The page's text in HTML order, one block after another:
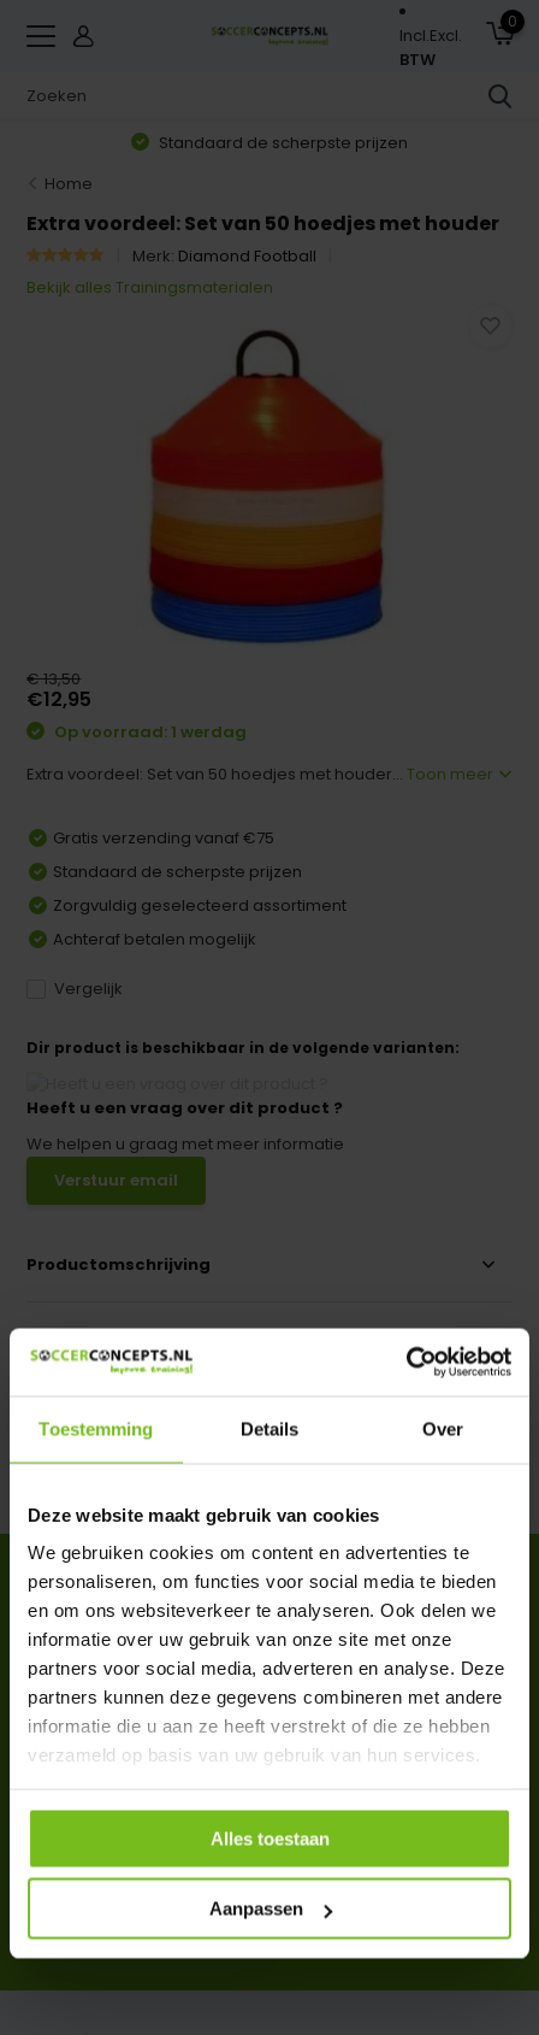
Toestemming Details Over
Deze website maakt gebruik van cookies
We gebruiken cookies om content en advertenties te
personaliseren, om functies voor social media te bieden
en om ons websiteverkeer te analyseren. Ook delen we
informatie over uw gebruik van onze site met onze
partners voor social media, adverteren en analyse. Deze
partners kunnen deze gegevens combineren met andere
informatie die u aan ze heeft verstrekt of die ze hebben
verzameld op basis van uw gebruik van hun services.
Alles toestaan
Aanpassen
Incl.Excl.
BTW
0
Standaard de scherpste prijzen
Home
Extra voordeel: Set van 50 hoedjes met houder
Merk: Diamond Football
Bekijk alles Trainingsmaterialen
€ 13,50
€12,95
Op voorraad: 1 werdag
Extra voordeel: Set van 50 hoedjes met houder...Toon meer
Gratis verzending vanaf €75
Standaard de scherpste prijzen
Zorgvuldig geselecteerd assortiment
Achteraf betalen mogelijk
Vergelijk
Dir product is beschikbaar in de volgende varianten:
Heeft u een vraag over dit product ?
We helpen u graag met meer informatie
Verstuur email
Productomschrijving
ACCESSOIRES
Complete your purchase
Houder voor hoedjes
€ 3,50
Deliverytime